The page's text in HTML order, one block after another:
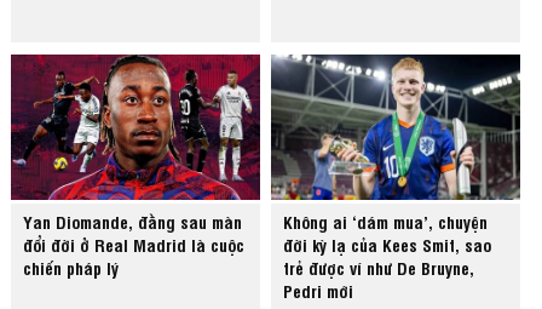
Yan Diomande, đằng sau màn
đổi đời ở Real Madrid là cuộc
chiến pháp lý
Không ai ‘dám mua’, chuyện
đời kỳ lạ của Kees Smit, sao
trẻ được ví như De Bruyne,
Pedri mới